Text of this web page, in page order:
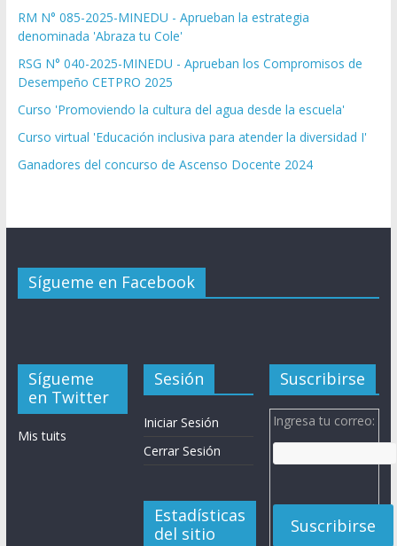
RM N° 085-2025-MINEDU - Aprueban la estrategia
denominada 'Abraza tu Cole'
RSG N° 040-2025-MINEDU - Aprueban los Compromisos de
Desempeño CETPRO 2025
Curso 'Promoviendo la cultura del agua desde la escuela'
Curso virtual 'Educación inclusiva para atender la diversidad I'
Ganadores del concurso de Ascenso Docente 2024
Sígueme en Facebook
Sígueme
en Twitter
Mis tuits
Sesión
Iniciar Sesión
Cerrar Sesión
Estadísticas
del sitio
Suscribirse
Ingresa tu correo: